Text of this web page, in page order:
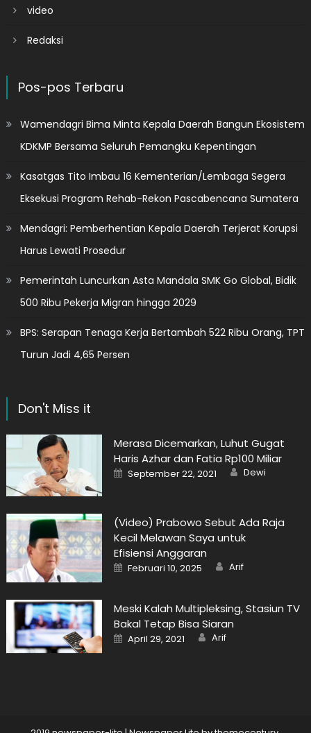
video
Redaksi
Pos-pos Terbaru
Wamendagri Bima Minta Kepala Daerah Bangun Ekosistem
KDKMP Bersama Seluruh Pemangku Kepentingan
Kasatgas Tito Imbau 16 Kementerian/Lembaga Segera
Eksekusi Program Rehab-Rekon Pascabencana Sumatera
Mendagri: Pemberhentian Kepala Daerah Terjerat Korupsi
Harus Lewati Prosedur
Pemerintah Luncurkan Asta Mandala SMK Go Global, Bidik
500 Ribu Pekerja Migran hingga 2029
BPS: Serapan Tenaga Kerja Bertambah 522 Ribu Orang, TPT
Turun Jadi 4,65 Persen
Don't Miss it
Merasa Dicemarkan, Luhut Gugat
Haris Azhar dan Fatia Rp100 Miliar
Posted
on
September 22, 2021 Author
Dewi
(Video) Prabowo Sebut Ada Raja
Kecil Melawan Saya untuk
Efisiensi Anggaran
Posted
on
Februari 10, 2025 Author
Arif
Meski Kalah Multipleksing, Stasiun TV
Bakal Tetap Bisa Siaran
Posted
on
April 29, 2021 Author
Arif